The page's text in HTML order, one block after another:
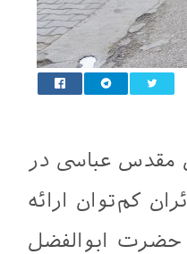
مقدس عباسی در
کم‌توان ارائه
حضرت ابوالفضل